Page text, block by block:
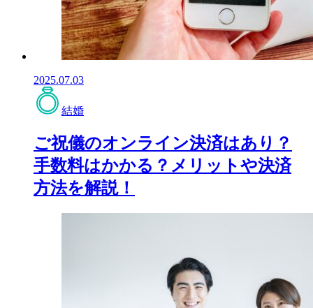
2025.07.03
結婚
ご祝儀のオンライン決済はあり？
手数料はかかる？メリットや決済
方法を解説！